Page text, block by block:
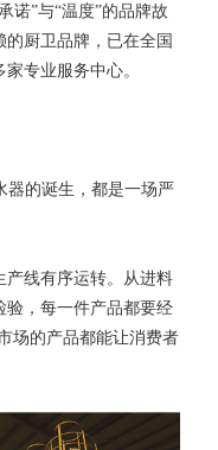
诺”与“温度”的品牌故
厨卫品牌，已在全国
专业服务中心。
的诞生，都是一场严
线有序运转。从进料
验，每一件产品都要经
场的产品都能让消费者